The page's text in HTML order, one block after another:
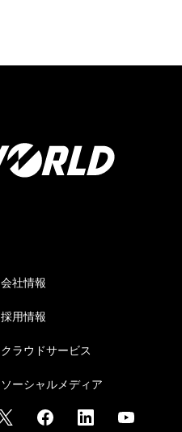
会社情報
採用情報
クラウドサービス
ソーシャルメディア